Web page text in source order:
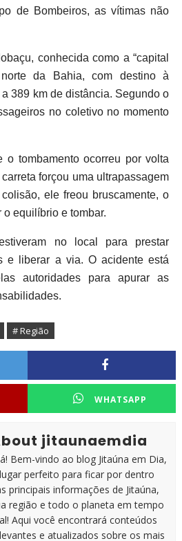
de Bombeiros, as vítimas não
conhecida como a “capital
da Bahia, com destino à
389 km de distância. Segundo o
no coletivo no momento
o tombamento ocorreu por volta
forçou uma ultrapassagem
ele freou bruscamente, o
equilíbrio e tombar.
no local para prestar
e liberar a via. O acidente está
autoridades para apurar as
# Região
WHATSAPP
jitaunaemdia
Bem-vindo ao blog Jitaúna em Dia,
perfeito para ficar por dentro
principais informações de Jitaúna,
região e todo o planeta em tempo
Aqui você encontrará conteúdos
e atualizados sobre os mais